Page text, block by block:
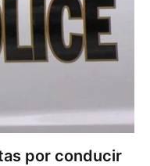
por conducir